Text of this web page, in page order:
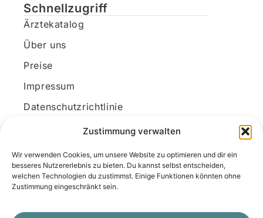
Zustimmung verwalten
Wir verwenden Cookies, um unsere Website zu optimieren und dir ein
besseres Nutzererlebnis zu bieten. Du kannst selbst entscheiden,
welchen Technologien du zustimmst. Einige Funktionen könnten ohne
Zustimmung eingeschränkt sein.
Schnellzugriff
Ärztekatalog
Über uns
Preise
Impressum
Datenschutzrichtlinie
Kundenkonto
Unsere Kontaktdaten
E-Mail: kontakt@docanonym.com